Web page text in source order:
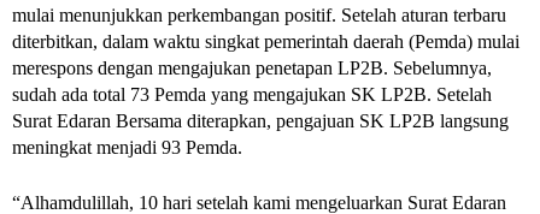
mulai menunjukkan perkembangan positif. Setelah aturan terbaru
diterbitkan, dalam waktu singkat pemerintah daerah (Pemda) mulai
merespons dengan mengajukan penetapan LP2B. Sebelumnya,
sudah ada total 73 Pemda yang mengajukan SK LP2B. Setelah
Surat Edaran Bersama diterapkan, pengajuan SK LP2B langsung
meningkat menjadi 93 Pemda.
“Alhamdulillah, 10 hari setelah kami mengeluarkan Surat Edaran